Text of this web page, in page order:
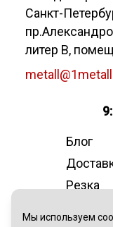
Санкт-
литер В,
Блог
Резка
Мы используем